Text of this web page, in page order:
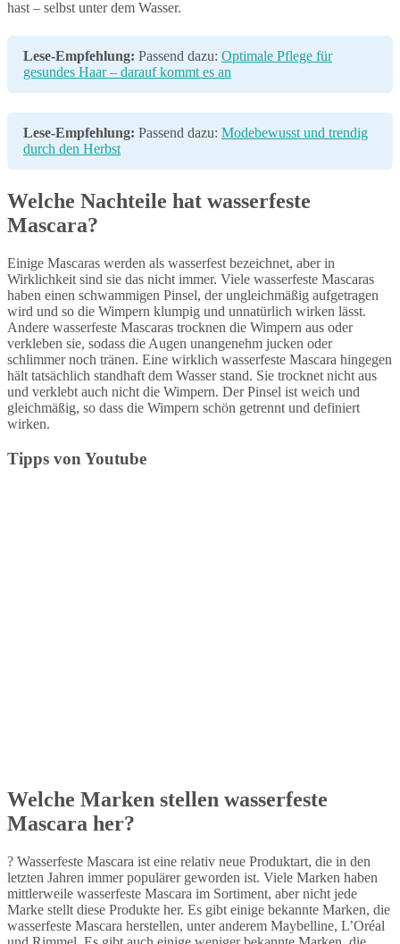
hast – selbst unter dem Wasser.
Lese-Empfehlung: Passend dazu: Optimale Pflege für
gesundes Haar – darauf kommt es an
Lese-Empfehlung: Passend dazu: Modebewusst und trendig
durch den Herbst
Welche Nachteile hat wasserfeste
Mascara?
Einige Mascaras werden als wasserfest bezeichnet, aber in
Wirklichkeit sind sie das nicht immer. Viele wasserfeste Mascaras
haben einen schwammigen Pinsel, der ungleichmäßig aufgetragen
wird und so die Wimpern klumpig und unnatürlich wirken lässt.
Andere wasserfeste Mascaras trocknen die Wimpern aus oder
verkleben sie, sodass die Augen unangenehm jucken oder
schlimmer noch tränen. Eine wirklich wasserfeste Mascara hingegen
hält tatsächlich standhaft dem Wasser stand. Sie trocknet nicht aus
und verklebt auch nicht die Wimpern. Der Pinsel ist weich und
gleichmäßig, so dass die Wimpern schön getrennt und definiert
wirken.
Tipps von Youtube
Welche Marken stellen wasserfeste
Mascara her?
? Wasserfeste Mascara ist eine relativ neue Produktart, die in den
letzten Jahren immer populärer geworden ist. Viele Marken haben
mittlerweile wasserfeste Mascara im Sortiment, aber nicht jede
Marke stellt diese Produkte her. Es gibt einige bekannte Marken, die
wasserfeste Mascara herstellen, unter anderem Maybelline, L’Oréal